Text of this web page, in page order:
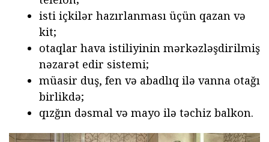
isti içkilər hazırlanması üçün qazan və
kit;
otaqlar hava istiliyinin mərkəzləşdirilmiş
nəzarət edir sistemi;
müasir duş, fen və abadlıq ilə vanna otağı
birlikdə;
qızğın dəsmal və mayo ilə təchiz balkon.